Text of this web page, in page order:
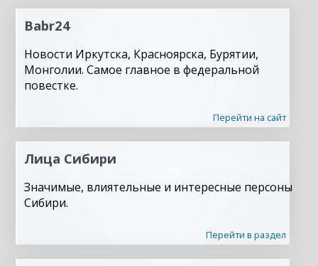
Babr24
Новости Иркутска, Красноярска, Бурятии,
Монголии. Самое главное в федеральной
повестке.
Перейти на сайт
Лица Сибири
Значимые, влиятельные и интересные персоны
Сибири.
Перейти в раздел